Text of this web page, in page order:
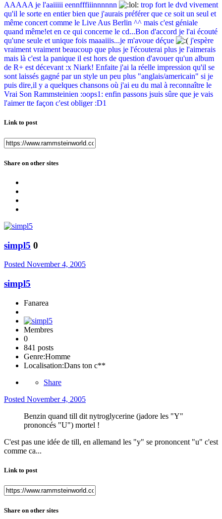
AAAAA je l'aaiiiii eennfffiiinnnnnn
trop fort le dvd vivement
qu'il le sorte en entier bien que j'aurais préférer que ce soit un seul et
même concert comme le Live Aus Berlin ^^ mais c'est géniale
quand même!et en ce qui concerne le cd...Bon d'accord je l'ai écouté
qu'une seule et unique fois maaaiiis...je m'avoue déçue
j'espère
vraiment vraiment beaucoup que plus je l'écouterai plus je l'aimerais
mais là c'est la panique il est hors de question d'avouer qu'un album
de R+ est décevant :x Niark! Enfaite j'ai la réelle impression qu'il se
sont laissés gagné par un style un peu plus "anglais/americain" si je
puis dire,il y a quelques chansons où j'ai eu du mal à reconnaître le
Vrai Son Rammsteinien :oops1: enfin passons jsuis sûre que je vais
l'aimer tte façon c'est obliger :D1
Link to post
Share on other sites
simpl5 0
Posted November 4, 2005
simpl5
Fanarea
Membres
0
841 posts
Genre:Homme
Localisation:Dans ton c**
Share
Posted November 4, 2005
Benzin quand till dit nytroglycerine (jadore les "Y"
prononcés "U") mortel !
C'est pas une idée de till, en allemand les "y" se prononcent "u" c'est
comme ca...
Link to post
Share on other sites